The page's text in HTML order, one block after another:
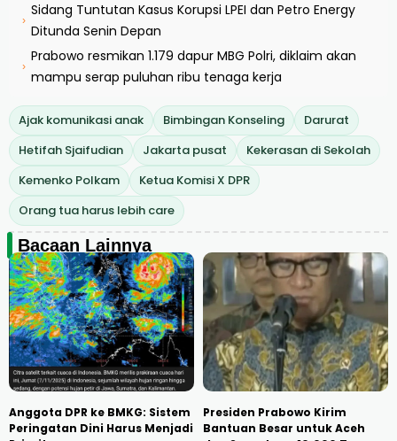
›
Sidang Tuntutan Kasus Korupsi LPEI dan Petro Energy
Ditunda Senin Depan
›
Prabowo resmikan 1.179 dapur MBG Polri, diklaim akan
mampu serap puluhan ribu tenaga kerja
Ajak komunikasi anak Bimbingan Konseling
Darurat
Hetifah Sjaifudian
Jakarta pusat
Kekerasan di Sekolah
Kemenko Polkam
Ketua Komisi X DPR
Orang tua harus lebih care
Bacaan Lainnya
Anggota DPR ke BMKG: Sistem
Peringatan Dini Harus Menjadi
Presiden Prabowo Kirim
Bantuan Besar untuk Aceh